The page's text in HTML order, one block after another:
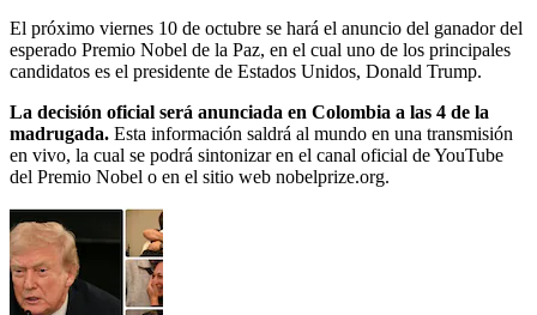
El próximo viernes 10 de octubre se hará el anuncio del ganador del
esperado Premio Nobel de la Paz, en el cual uno de los principales
candidatos es el presidente de Estados Unidos, Donald Trump.
La decisión oficial será anunciada en Colombia a las 4 de la
madrugada. Esta información saldrá al mundo en una transmisión
en vivo, la cual se podrá sintonizar en el canal oficial de YouTube
del Premio Nobel o en el sitio web nobelprize.org.